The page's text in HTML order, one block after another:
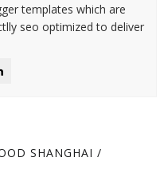
templates which are
seo optimized to deliver
SHANGHAI /